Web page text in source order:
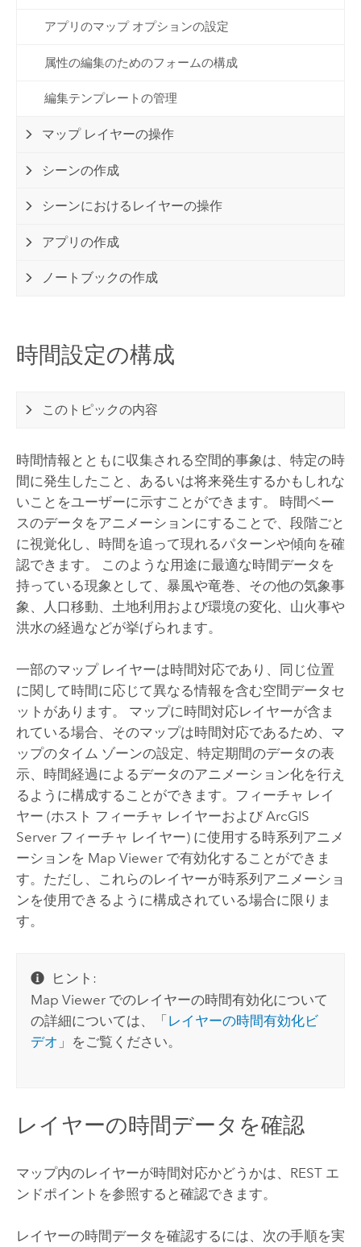
アプリのマップ オプションの設定
属性の編集のためのフォームの構成
編集テンプレートの管理
マップ レイヤーの操作
シーンの作成
シーンにおけるレイヤーの操作
アプリの作成
ノートブックの作成
時間設定の構成
このトピックの内容
時間情報とともに収集される空間的事象は、特定の時
間に発生したこと、あるいは将来発生するかもしれな
いことをユーザーに示すことができます。 時間ベー
スのデータをアニメーションにすることで、段階ごと
に視覚化し、時間を追って現れるパターンや傾向を確
認できます。 このような用途に最適な時間データを
持っている現象として、暴風や竜巻、その他の気象事
象、人口移動、土地利用および環境の変化、山火事や
洪水の経過などが挙げられます。
一部のマップ レイヤーは時間対応であり、同じ位置
に関して時間に応じて異なる情報を含む空間データセ
ットがあります。 マップに時間対応レイヤーが含ま
れている場合、そのマップは時間対応であるため、マ
ップのタイム ゾーンの設定、特定期間のデータの表
示、時間経過によるデータのアニメーション化を行え
るように構成することができます。 フィーチャ レイ
ヤー (ホスト フィーチャ レイヤーおよび ArcGIS
Serverフィーチャ レイヤー) に使用する時系列アニメ
ーションを Map Viewerで有効化することができま
す。ただし、これらのレイヤーが時系列アニメーショ
ンを使用できるように構成されている場合に限りま
す。
ヒント:
Map Viewer でのレイヤーの時間有効化について
の詳細については、「 レイヤーの時間有効化ビ
デオ 」をご覧ください。
レイヤーの時間データを確認
マップ内のレイヤーが時間対応かどうかは、REST エ
ンドポイントを参照すると確認できます。
レイヤーの時間データを確認するには、次の手順を実